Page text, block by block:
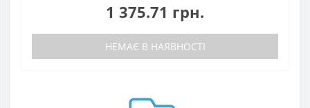
1 375.71 грн.
НЕМАЄ В НАЯВНОСТІ